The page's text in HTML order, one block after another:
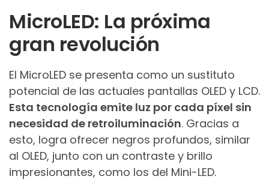
MicroLED: La próxima
gran revolución
El MicroLED se presenta como un sustituto
potencial de las actuales pantallas OLED y LCD.
Esta tecnología emite luz por cada píxel sin
necesidad de retroiluminación. Gracias a
esto, logra ofrecer negros profundos, similar
al OLED, junto con un contraste y brillo
impresionantes, como los del Mini-LED.